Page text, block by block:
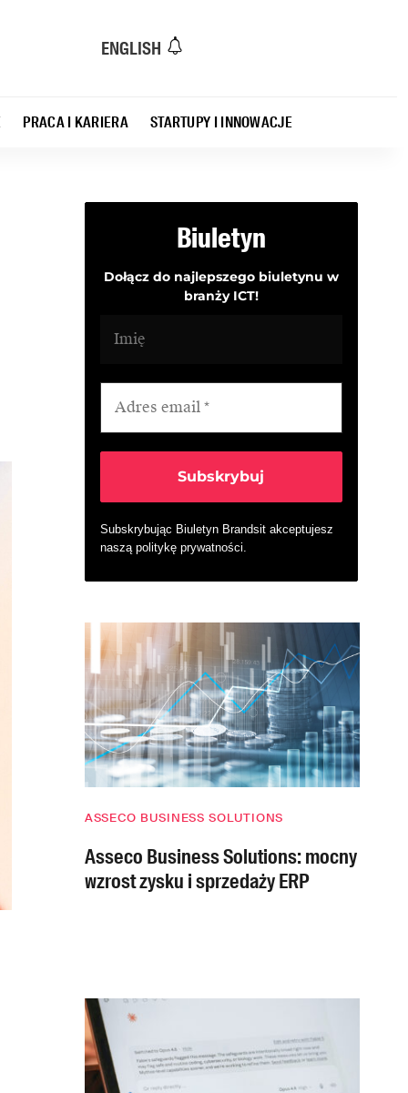
ENGLISH
PRACA I KARIERA STARTUPY I INNOWACJE
Biuletyn
Dołącz do najlepszego biuletynu w
branży ICT!
Subskrybując Biuletyn Brandsit akceptujesz
naszą politykę prywatności
ASSECO BUSINESS SOLUTIONS
Asseco Business Solutions: mocny
wzrost zysku i sprzedaży ERP